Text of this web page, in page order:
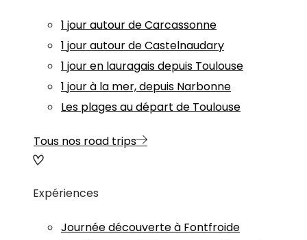
1 jour autour de Carcassonne
1 jour autour de Castelnaudary
1 jour en lauragais depuis Toulouse
1 jour à la mer, depuis Narbonne
Les plages au départ de Toulouse
Tous nos road trips
Expériences
Journée découverte à Fontfroide